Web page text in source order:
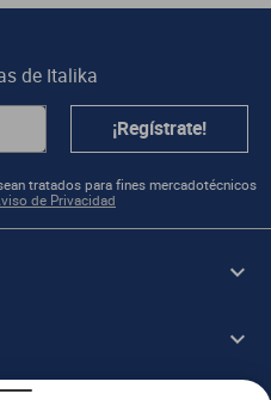
de Italika
¡Regístrate!
tratados para fines mercadotécnicos
de Privacidad